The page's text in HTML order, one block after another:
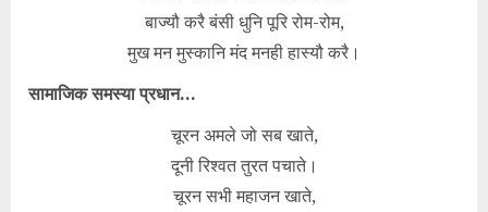
बाज्यौ करै बंसी धुनि पूरि रोम-रोम,
मुख मन मुस्कानि मंद मनही हास्यौ करै।
सामाजिक समस्या प्रधान…
चूरन अमले जो सब खाते,
दूनी रिश्वत तुरत पचाते।
चूरन सभी महाजन खाते,